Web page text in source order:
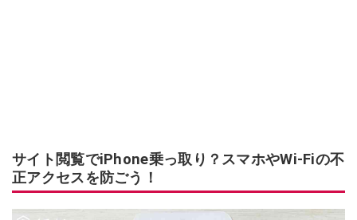
サイト閲覧でiPhone乗っ取り？スマホやWi-Fiの不
正アクセスを防ごう！